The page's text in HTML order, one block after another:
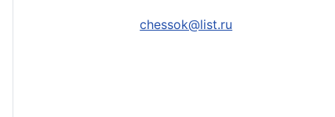
chessok@list.ru